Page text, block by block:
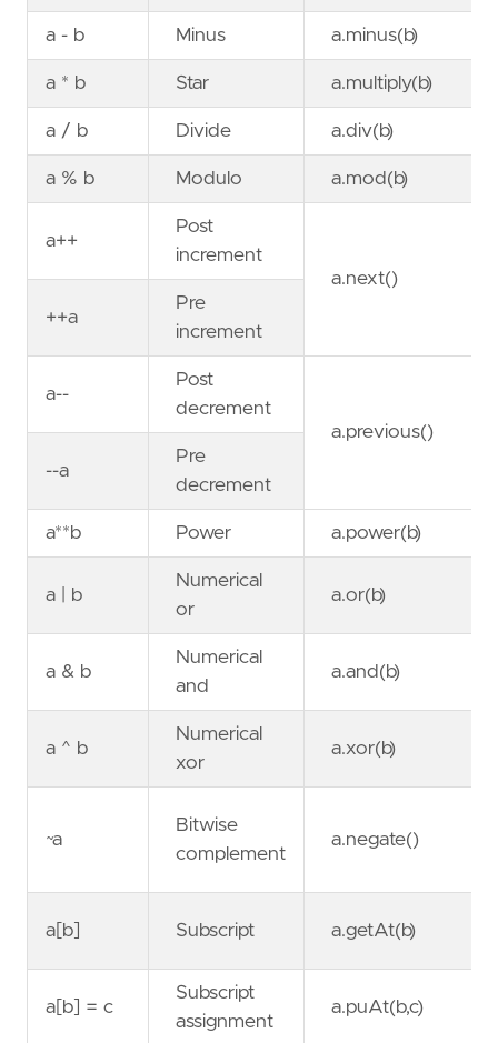
a - b Minus a.minus(b)
a * b Star a.multiply(b)
a / b Divide a.div(b)
a % b Modulo a.mod(b)
a++
Post
increment
a.next()
++a
Pre
increment
a--
Post
decrement
a.previous()
--a
Pre
decrement
a**b Power a.power(b)
a | b
Numerical
or
a.or(b)
a & b
Numerical
and
a.and(b)
a ^ b
Numerical
xor
a.xor(b)
~a
Bitwise
complement
a.negate()
a[b] Subscript a.getAt(b)
a[b] = c
Subscript
assignment
a.puAt(b,c)